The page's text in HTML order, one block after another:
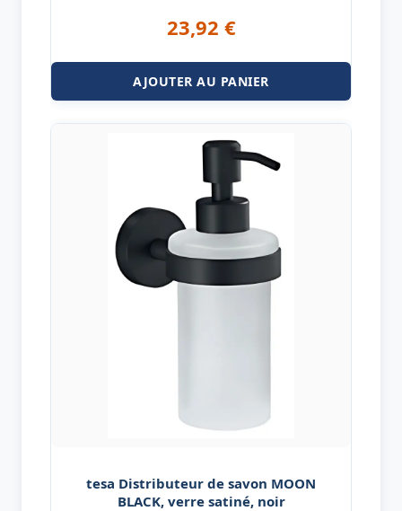
23,92 €
AJOUTER AU PANIER
tesa Distributeur de savon MOON
BLACK, verre satiné, noir